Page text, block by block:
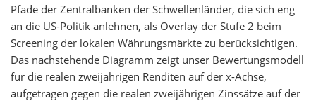
Pfade der Zentralbanken der Schwellenländer, die sich eng
an die US-Politik anlehnen, als Overlay der Stufe 2 beim
Screening der lokalen Währungsmärkte zu berücksichtigen.
Das nachstehende Diagramm zeigt unser Bewertungsmodell
für die realen zweijährigen Renditen auf der x-Achse,
aufgetragen gegen die realen zweijährigen Zinssätze auf der